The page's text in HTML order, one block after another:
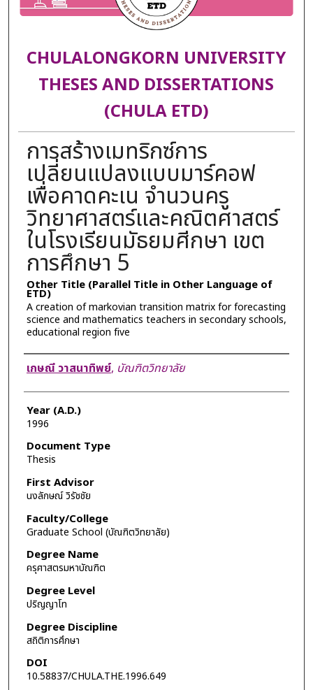
CHULALONGKORN UNIVERSITY
THESES AND DISSERTATIONS
(CHULA ETD)
การสร้างเมทริกซ์การ
เปลี่ยนแปลงแบบมาร์คอฟ
เพื่อคาดคะเน จำนวนครู
วิทยาศาสตร์และคณิตศาสตร์
ในโรงเรียนมัธยมศีกษา เขต
การศึกษา 5
Other Title (Parallel Title in Other Language of
ETD)
A creation of markovian transition matrix for forecasting
science and mathematics teachers in secondary schools,
educational region five
Author
เกษณี วาสนาทิพย์, บัณฑิตวิทยาลัย
Year (A.D.)
1996
Document Type
Thesis
First Advisor
นงลักษณ์ วิรัชชัย
Faculty/College
Graduate School (บัณฑิตวิทยาลัย)
Degree Name
ครุศาสตรมหาบัณฑิต
Degree Level
ปริญญาโท
Degree Discipline
สถิติการศึกษา
DOI
10.58837/CHULA.THE.1996.649